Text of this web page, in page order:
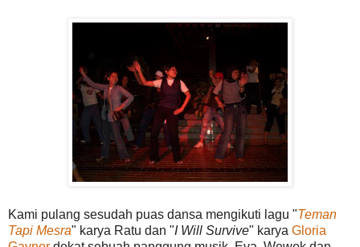
Kami pulang sesudah puas dansa mengikuti lagu "Teman
Tapi Mesra" karya Ratu dan "I Will Survive" karya Gloria